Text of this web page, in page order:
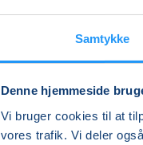
Samtykke
Denne hjemmeside
Vi bruger cookies til at
vores trafik. Vi deler
Læs
Betal